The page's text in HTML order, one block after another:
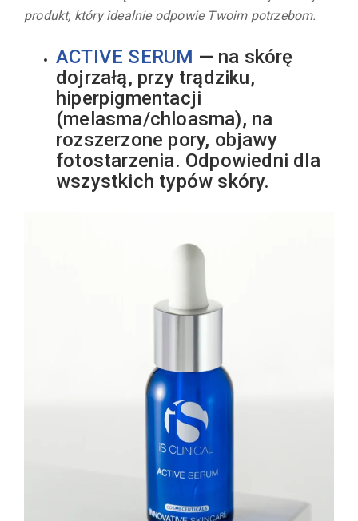
produkt, który idealnie odpowie Twoim potrzebom.
ACTIVE SERUM — na skórę
dojrzałą, przy trądziku,
hiperpigmentacji
(melasma/chloasma), na
rozszerzone pory, objawy
fotostarzenia. Odpowiedni dla
wszystkich typów skóry.